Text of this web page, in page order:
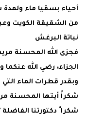
أحياء بسقيا ماء
من الشقيقة الكويت
نباتة البرغش
فجزى الله المحسنة
الجزاء، رضي الله عنكما
وبقدر قطرات الماء
شكراً أيتها المحسنة
شكرا ً دكتورتنا